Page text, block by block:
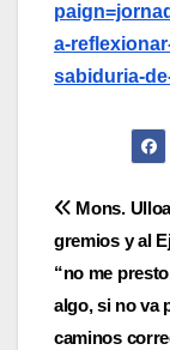
a-
sabiduria-
de
Mons.
gremios y al
“no me
algo, si no va
caminos